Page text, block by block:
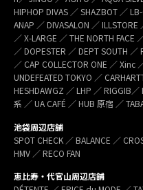
HIPHOP DIVAS ／ SHAZBOT ／
ANAP ／ DIVASALON ／ ILLSTORE
／ X-LARGE ／ THE NORTH FACE
／ DOPESTER ／ DEPT SOUTH ／
／ CAP COLLECTOR ONE ／ Xinc
UNDEFEATED TOKYO ／
HESHDAWGZ ／ LHP ／ RIGGIB
系 ／ UA CAFÉ ／ HUB 原宿 ／
池袋周辺店舗
SPOT CHECK ／ BALANCE ／
HMV ／ RECO FAN
恵比寿・代官山周辺店舗